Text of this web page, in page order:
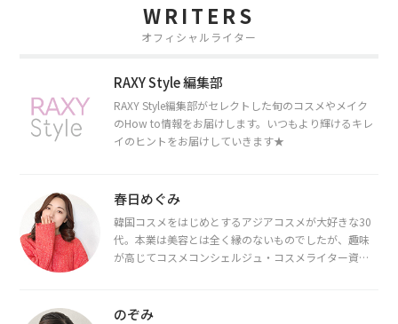
WRITERS
オフィシャルライター
RAXY Style 編集部
RAXY Style編集部がセレクトした旬のコスメやメイク
のHow to情報をお届けします。いつもより輝けるキレ
イのヒントをお届けしていきます★
春日めぐみ
韓国コスメをはじめとするアジアコスメが大好きな30
代。本業は美容とは全く縁のないものでしたが、趣味
が高じてコスメコンシェルジュ・コスメライター資格
断・骨格診断によるイメージコンサルティングも行っ
のぞみ